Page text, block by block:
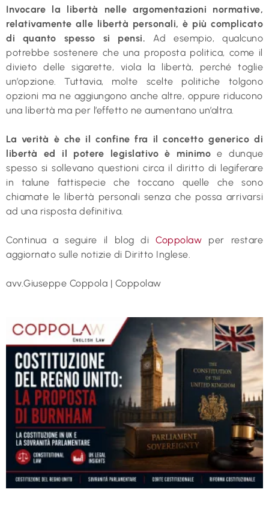
Invocare la libertà nelle argomentazioni normative,
relativamente alle libertà personali, è più complicato
di quanto spesso si pensi. Ad esempio, qualcuno
potrebbe sostenere che una proposta politica, come il
divieto delle sigarette, viola la libertà, perché toglie
un’opzione. Tuttavia, molte scelte politiche tolgono
opzioni ma ne aggiungono anche altre, oppure riducono
una libertà ma per l’effetto ne aumentano un’altra.
La verità è che il confine fra il concetto generico di
libertà ed il potere legislativo è minimo e dunque
spesso si sollevano questioni circa il diritto di legiferare
in talune fattispecie che toccano quelle che sono
chiamate le libertà personali senza che possa arrivarsi
ad una risposta definitiva.
Continua a seguire il blog diCoppolaw per restare
aggiornato sulle notizie di Diritto Inglese.
avv.Giuseppe Coppola | Coppolaw